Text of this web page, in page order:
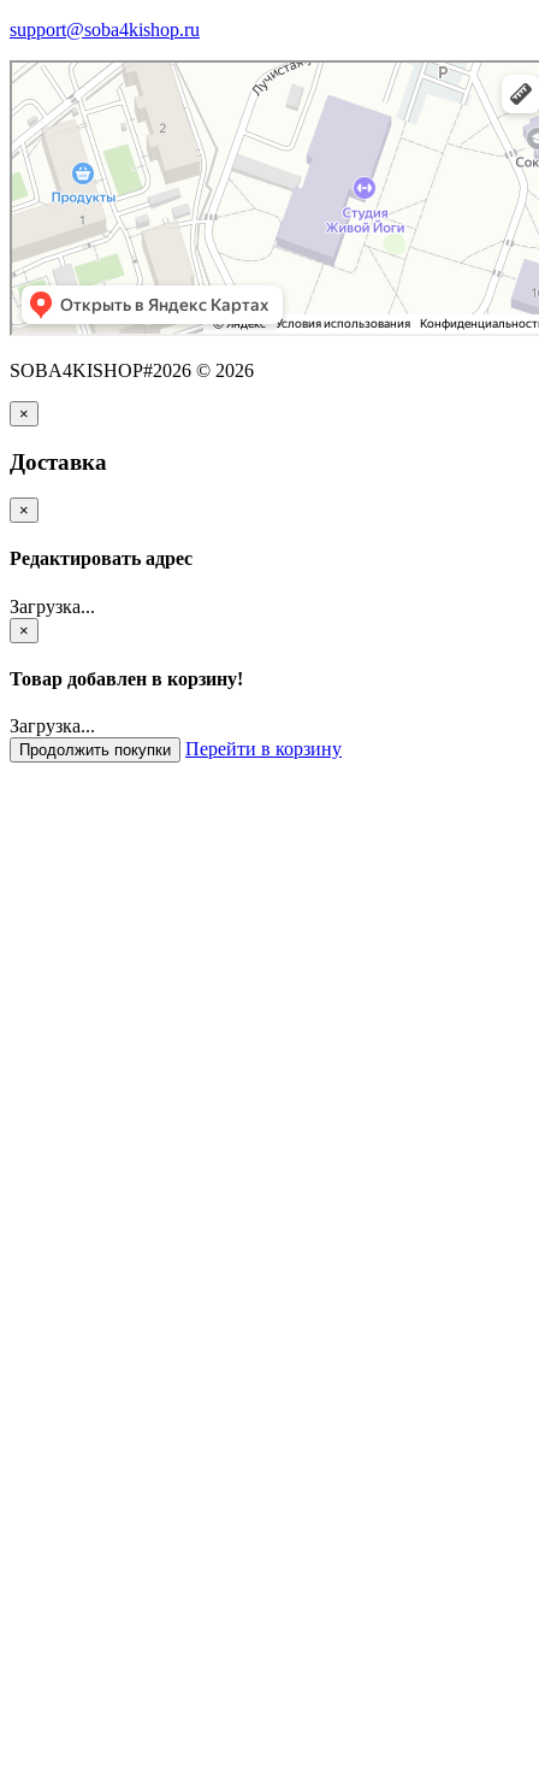
support@soba4kishop.ru
SOBA4KISHOP#2026 © 2026
×
Доставка
×
Редактировать адрес
Загрузка...
×
Товар добавлен в корзину!
Загрузка...
Продолжить покупки Перейти в корзину